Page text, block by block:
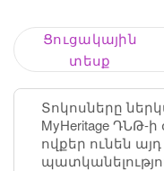
Ցուցակային
տեսք
Տոկոսները
MyHeritage
ովքեր ունեն